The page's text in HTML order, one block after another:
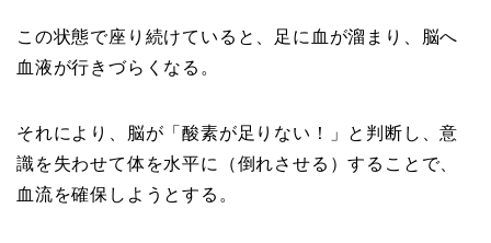
この状態で座り続けていると、足に血が溜まり、脳へ
血液が行きづらくなる。
それにより、脳が「酸素が足りない！」と判断し、意
識を失わせて体を水平に（倒れさせる）することで、
血流を確保しようとする。